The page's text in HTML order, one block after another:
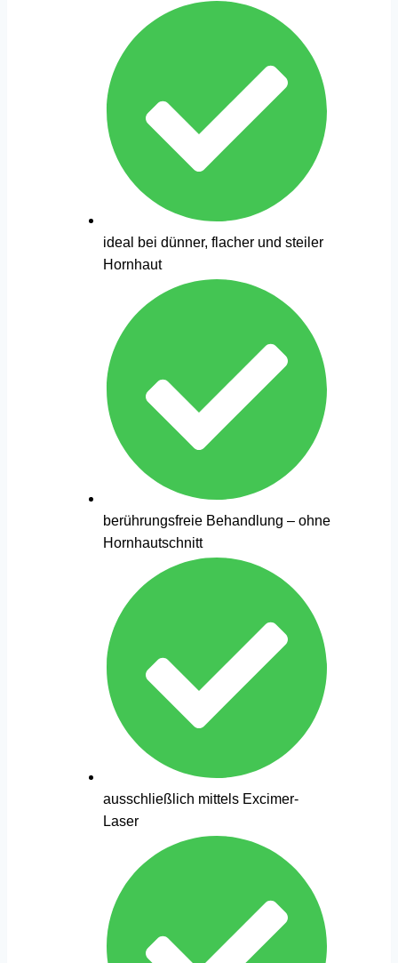
ideal bei dünner, flacher und steiler
Hornhaut
berührungsfreie Behandlung – ohne
Hornhautschnitt
ausschließlich mittels Excimer-
Laser